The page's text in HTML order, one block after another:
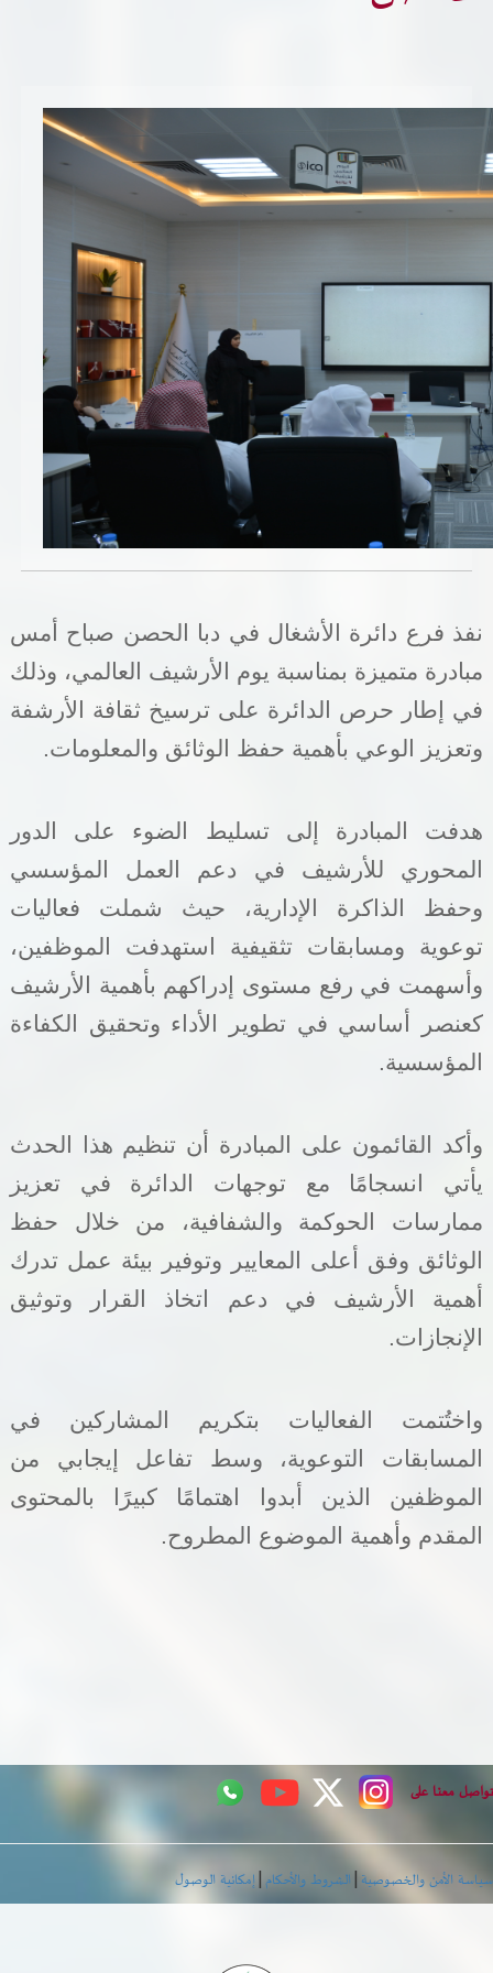
سياسة النظام الإداري المتكامل
جوائز و شهادات
الميثاق
سياسة الموردين و المشتريات
سياسة نظام إدارة المرافق
مشاريع الدائرة
المنشآت العمرانية
خدمات الدائرة
خدمات الأفراد
خدمات الشركات
خدمات الجهات الحكومية
المكتبة الإلكترونية
نفذ فرع دائرة الأشغال في دبا الحصن صباح أمس
مبادرة متميزة بمناسبة يوم الأرشيف العالمي، وذلك
في إطار حرص الدائرة على ترسيخ ثقافة الأرشفة
وتعزيز الوعي بأهمية حفظ الوثائق والمعلومات.
هدفت المبادرة إلى تسليط الضوء على الدور
المحوري للأرشيف في دعم العمل المؤسسي
وحفظ الذاكرة الإدارية، حيث شملت فعاليات
توعوية ومسابقات تثقيفية استهدفت الموظفين،
وأسهمت في رفع مستوى إدراكهم بأهمية الأرشيف
كعنصر أساسي في تطوير الأداء وتحقيق الكفاءة
المؤسسية.
وأكد القائمون على المبادرة أن تنظيم هذا الحدث
يأتي انسجامًا مع توجهات الدائرة في تعزيز
ممارسات الحوكمة والشفافية، من خلال حفظ
الوثائق وفق أعلى المعايير وتوفير بيئة عمل تدرك
أهمية الأرشيف في دعم اتخاذ القرار وتوثيق
الإنجازات.
واختُتمت الفعاليات بتكريم المشاركين في
المسابقات التوعوية، وسط تفاعل إيجابي من
الموظفين الذين أبدوا اهتمامًا كبيرًا بالمحتوى
المقدم وأهمية الموضوع المطروح.
معنا على
الأمن والخصوصية| الشروط والأحكام| إمكانية الوصول